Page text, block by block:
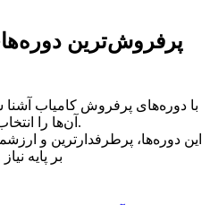
پرفروش‌ترین‌
با دوره‌های پرفروش کامیاب آشنا
آن‌ها را انتخاب کرده‌اند و نتایج واقعی گرفته‌اند.
این دوره‌ها، پرطرفدارترین و
بر پایه